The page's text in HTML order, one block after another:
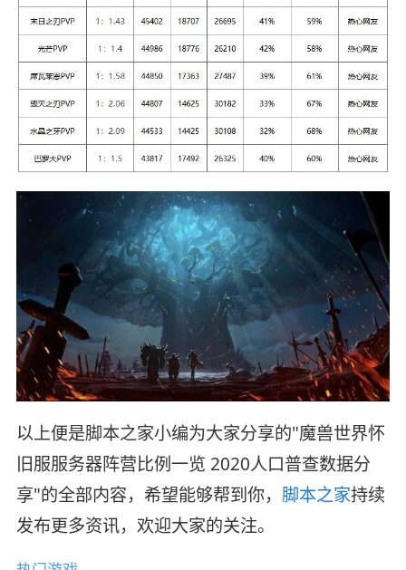
以上便是脚本之家小编为大家分享的"魔兽世界怀
旧服服务器阵营比例一览 2020人口普查数据分
享"的全部内容，希望能够帮到你， 脚本之家持续
发布更多资讯，欢迎大家的关注。